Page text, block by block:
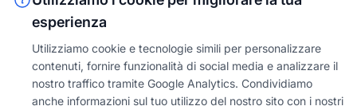
esperienza
Utilizziamo cookie e tecnologie simili per personalizzare
contenuti, fornire funzionalità di social media e analizzare il
nostro traffico tramite Google Analytics. Condividiamo
anche informazioni sul tuo utilizzo del nostro sito con i nostri